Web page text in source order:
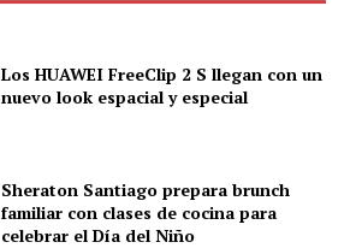
Los HUAWEI FreeClip 2 S llegan con un
nuevo look espacial y especial
Sheraton Santiago prepara brunch
familiar con clases de cocina para
celebrar el Día del Niño